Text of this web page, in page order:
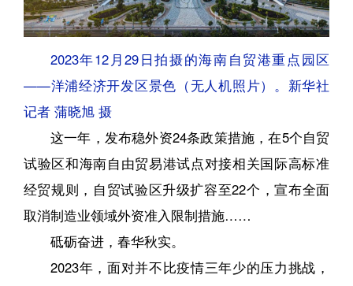
2023年12月29日拍摄的海南自贸港重点园区
——洋浦经济开发区景色（无人机照片）。新华社
记者 蒲晓旭 摄
这一年，发布稳外资24条政策措施，在5个自贸
试验区和海南自由贸易港试点对接相关国际高标准
经贸规则，自贸试验区升级扩容至22个，宣布全面
取消制造业领域外资准入限制措施……
砥砺奋进，春华秋实。
2023年，面对并不比疫情三年少的压力挑战，